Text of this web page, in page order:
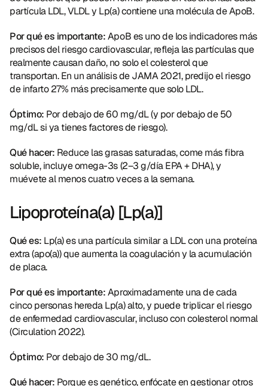
partícula LDL, VLDL y Lp(a) contiene una molécula de ApoB.
Por qué es importante: ApoB es uno de los indicadores más
precisos del riesgo cardiovascular, refleja las partículas que
realmente causan daño, no solo el colesterol que
transportan. En un análisis de JAMA 2021, predijo el riesgo
de infarto 27% más precisamente que solo LDL.
Óptimo: Por debajo de 60 mg/dL (y por debajo de 50
mg/dL si ya tienes factores de riesgo).
Qué hacer: Reduce las grasas saturadas, come más fibra
soluble, incluye omega-3s (2–3 g/día EPA + DHA), y
muévete al menos cuatro veces a la semana.
Lipoproteína(a) [Lp(a)]
Qué es: Lp(a) es una partícula similar a LDL con una proteína
extra (apo(a)) que aumenta la coagulación y la acumulación
de placa.
Por qué es importante: Aproximadamente una de cada
cinco personas hereda Lp(a) alto, y puede triplicar el riesgo
de enfermedad cardiovascular, incluso con colesterol normal
(Circulation 2022).
Óptimo: Por debajo de 30 mg/dL.
Qué hacer: Porque es genético, enfócate en gestionar otros